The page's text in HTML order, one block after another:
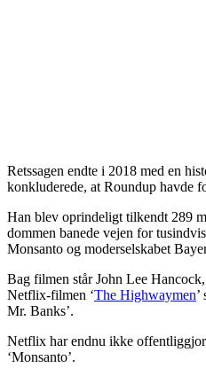
Retssagen endte i 2018 med en
konkluderede, at Roundup havde
Han blev oprindeligt tilkendt 289
dommen banede vejen for
Monsanto og moderselskabet
Bag filmen står John Lee
Netflix-filmen ‘The Highwaymen
Mr. Banks’.
Netflix har endnu ikke
‘Monsanto’.